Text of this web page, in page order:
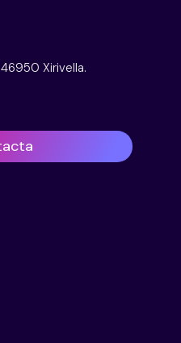
Xirivella.